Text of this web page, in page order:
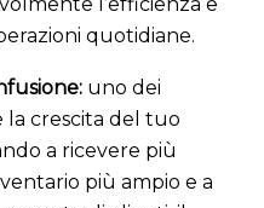
quotidiane.
uno dei
la crescita del tuo
a ricevere più
più ampio e a